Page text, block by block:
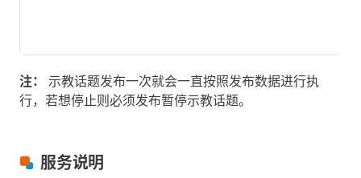
注：
示教话题发布一次就会一直按照发布数据进行执
行，若想停止则必须发布暂停示教话题。
服务说明